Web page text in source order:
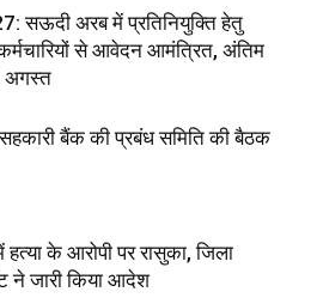
सऊदी अरब में प्रतिनियुक्ति हेतु
से आवेदन आमंत्रित, अंतिम
अगस्त
सहकारी बैंक की प्रबंध समिति की बैठक
हत्या के आरोपी पर रासुका, जिला
ने जारी किया आदेश